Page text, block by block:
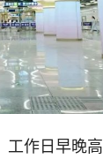
作日早晚